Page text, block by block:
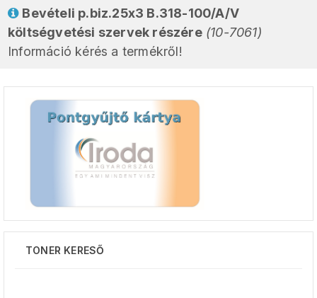
Bevételi p.biz.25x3 B.318-100/A/V
költségvetési szervek részére (10-7061)
Információ kérés a termékről!
TONER KERESŐ